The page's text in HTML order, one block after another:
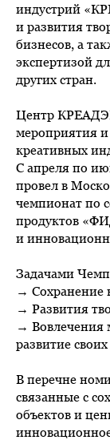
индустрий
и развития
бизнесов, а
экспертизой
других стран.
Центр
мероприятия
креативных
С апреля по
провел в
чемпионат по
продуктов
и
Задачами
→ Сохранение
→ Развития
→ Вовлечения
развитие
В перечне
связанные с
объектов и